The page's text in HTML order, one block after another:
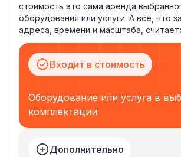
стоимость это сама аренда
оборудования или услуги. А всё, что
адреса, времени и масштаба,
Входит в стоимость
Оборудование или услуга в
комплектации
Дополнительно